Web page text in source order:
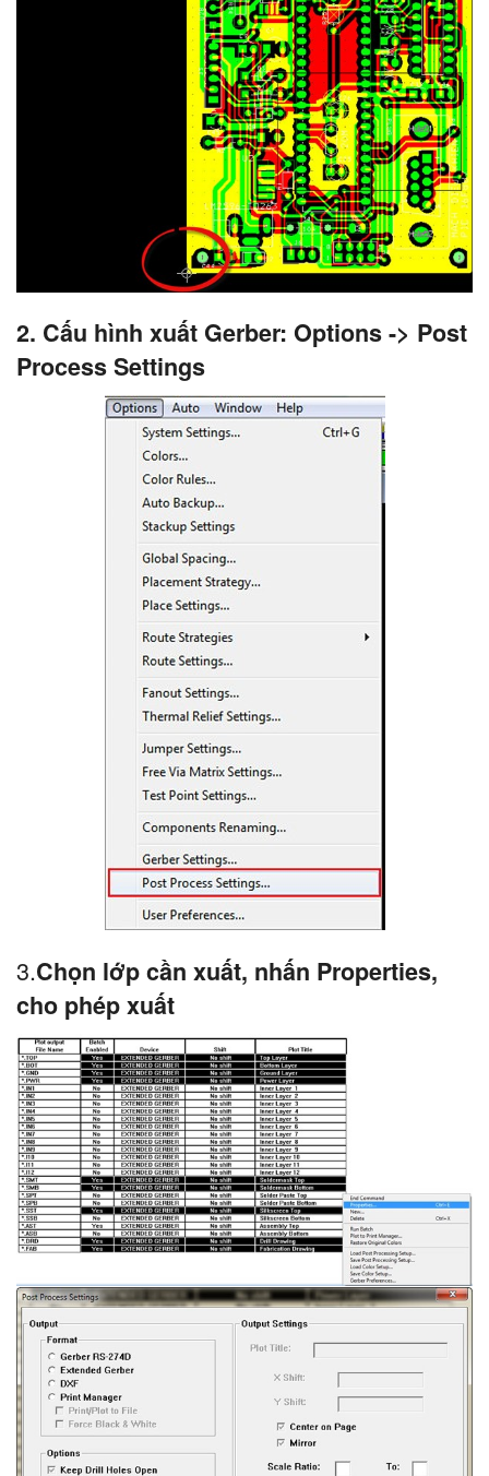
2. Cấu hình xuất Gerber: Options -> Post
Process Settings
3.Chọn lớp cần xuất, nhấn Properties,
cho phép xuất